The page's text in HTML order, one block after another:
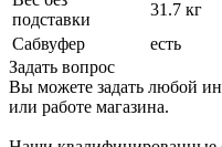
подставки
31.7 кг
Сабвуфер
есть
Задать вопрос
Вы можете задать любой
или работе магазина.